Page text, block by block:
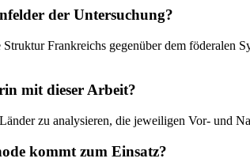
der Untersuchung?
Frankreichs gegenüber dem föderalen
mit dieser Arbeit?
zu analysieren, die jeweiligen Vor- und
kommt zum Einsatz?